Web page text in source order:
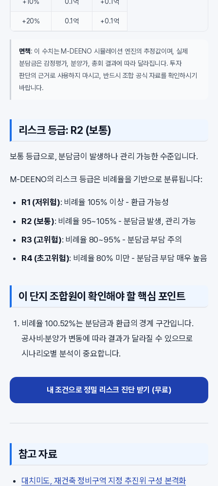
+20% 0.1억 +0.1억
면책: 이 수치는 M-DEENO 시뮬레이션 엔진의 추정값이며, 실제
분담금은 감정평가, 분양가, 총회 결과에 따라 달라집니다. 투자
판단의 근거로 사용하지 마시고, 반드시 조합 공식 자료를 확인하시기
바랍니다.
리스크 등급: R2 (보통)
보통 등급으로, 분담금이 발생하나 관리 가능한 수준입니다.
M-DEENO의 리스크 등급은 비례율을 기반으로 분류됩니다:
R1 (저위험): 비례율 105% 이상 - 환급 가능성
R2 (보통): 비례율 95~105% - 분담금 발생, 관리 가능
R3 (고위험): 비례율 80~95% - 분담금 부담 주의
R4 (초고위험): 비례율 80% 미만 - 분담금 부담 매우 높음
이 단지 조합원이 확인해야 할 핵심 포인트
비례율 100.52%는 분담금과 환급의 경계 구간입니다.
공사비·분양가 변동에 따라 결과가 달라질 수 있으므로
시나리오별 분석이 중요합니다.
내 조건으로 정밀 리스크 진단 받기 (무료)
참고 자료
대치미도, 재건축 정비구역 지정 추진위 구성 본격화